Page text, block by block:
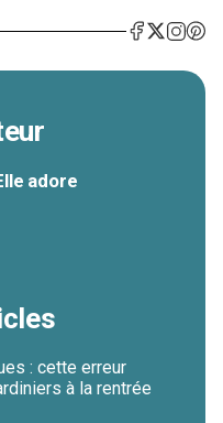
adore
: cette erreur
à la rentrée